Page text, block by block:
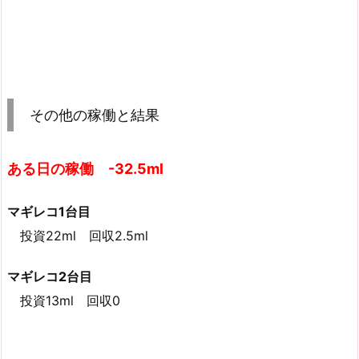
その他の稼働と結果
ある日の稼働 -32.5ml
マギレコ1台目
投資22ml 回収2.5ml
マギレコ2台目
投資13ml 回収0